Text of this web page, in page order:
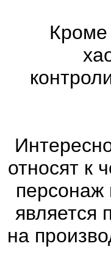
Кроме
относят к
персонаж
является
на